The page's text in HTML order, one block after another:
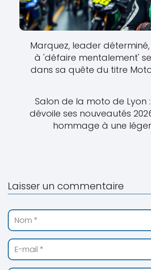
Marquez, leader
à 'défaire mentalement'
dans sa quête du titre
Salon de la moto de Lyon
dévoile ses nouveautés
hommage à une
Laisser un commentaire